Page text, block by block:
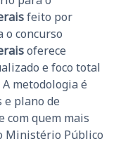
feito por
o concurso
oferece
e foco total
metodologia é
e plano de
com quem mais
Ministério Público